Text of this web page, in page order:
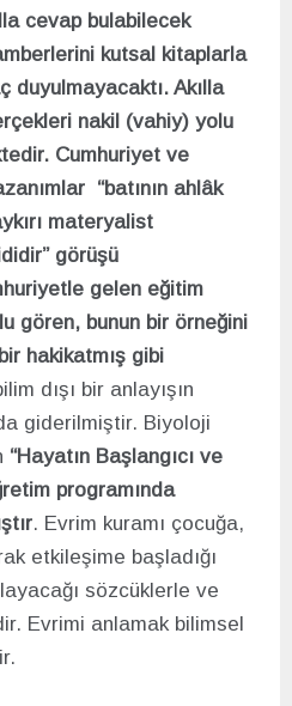
cevap bulabilecek
kutsal kitaplarla
duyulmayacaktı. Akılla
nakil (vahiy) yolu
Cumhuriyet ve
“batının ahlâk
materyalist
görüşü
gelen eğitim
gören, bunun bir örneğini
hakikatmış gibi
dışı bir anlayışın
giderilmiştir. Biyoloji
“Hayatın Başlangıcı ve
programında
. Evrim kuramı çocuğa,
etkileşime başladığı
sözcüklerle ve
Evrimi anlamak bilimsel